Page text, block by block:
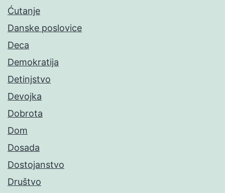
Ćutanje
Danske poslovice
Deca
Demokratija
Detinjstvo
Devojka
Dobrota
Dom
Dosada
Dostojanstvo
Društvo